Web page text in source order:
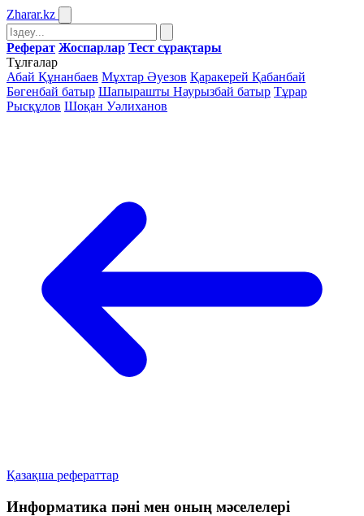
Zharar.kz
Реферат Жоспарлар Тест сұрақтары
Тұлғалар
Абай Құнанбаев Мұхтар Әуезов Қаракерей Қабанбай
Бөгенбай батыр Шапырашты Наурызбай батыр Тұрар
Рысқұлов Шоқан Уәлиханов
Қазақша рефераттар
Информатика пәні мен оның мәселелері